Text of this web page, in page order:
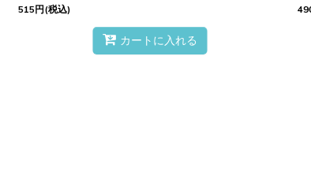
515円(税込)
カートに入れる